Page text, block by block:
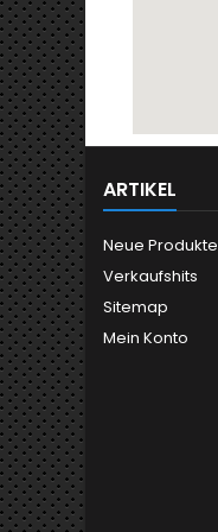
ARTIKEL
Neue Produkte
Verkaufshits
Sitemap
Mein Konto